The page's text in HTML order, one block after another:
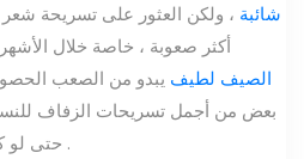
شائبة ، ولكن العثور على تسريحة
أكثر صعوبة ، خاصة خلال الأشهر
الصيف لطيف يبدو من الصعب
بعض من أجمل تسريحات الزفاف
حتى لو .